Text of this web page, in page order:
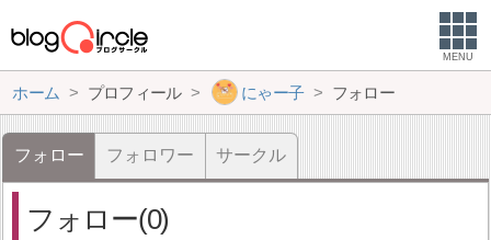
MENU
ホーム プロフィール にゃー子 フォロー
フォロー フォロワー サークル
フォロー(0)